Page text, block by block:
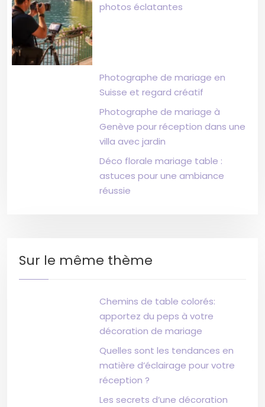
photos éclatantes
Photographe de mariage en
Suisse et regard créatif
Photographe de mariage à
Genève pour réception dans une
villa avec jardin
Déco florale mariage table :
astuces pour une ambiance
réussie
Sur le même thème
Chemins de table colorés:
apportez du peps à votre
décoration de mariage
Quelles sont les tendances en
matière d’éclairage pour votre
réception ?
Les secrets d’une décoration